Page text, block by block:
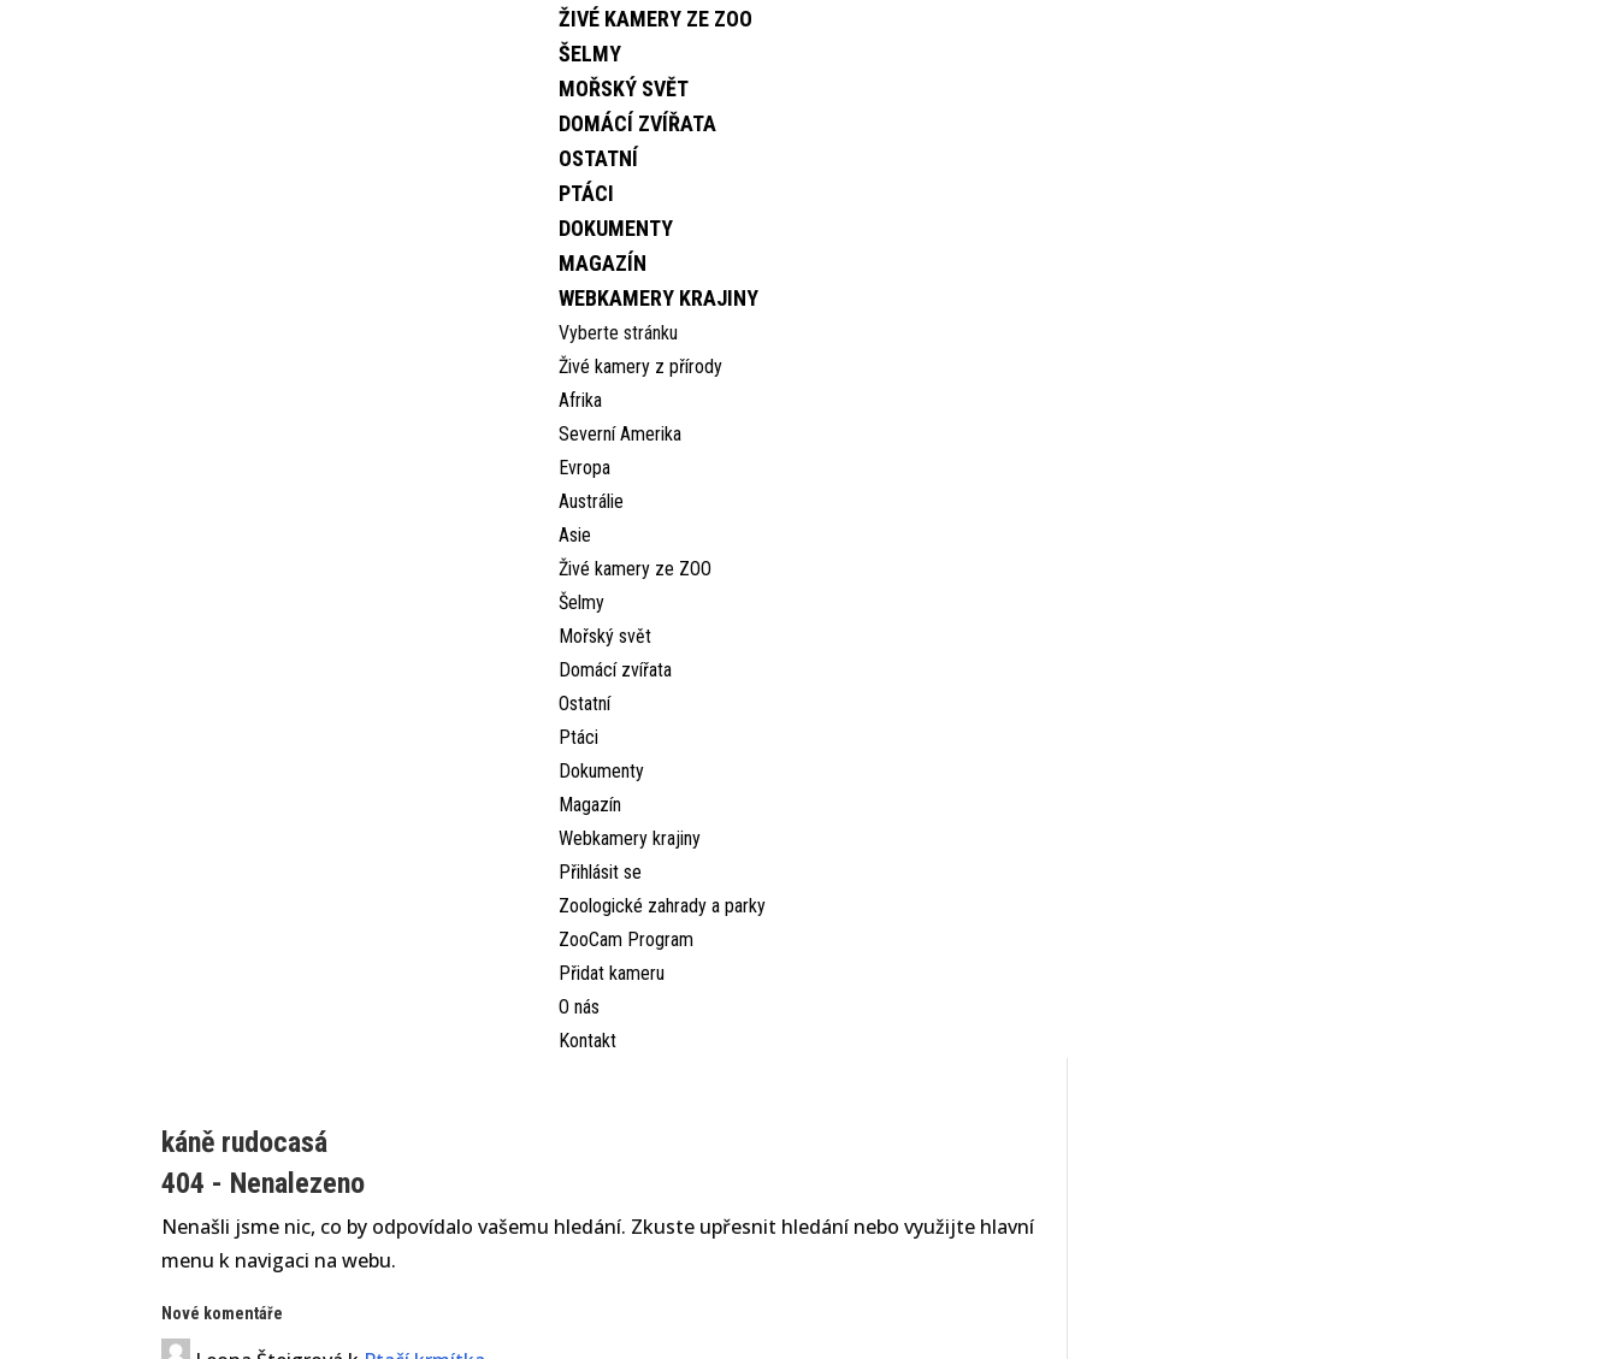
ŽIVÉ KAMERY ZE ZOO
ŠELMY
MOŘSKÝ SVĚT
DOMÁCÍ ZVÍŘATA
OSTATNÍ
PTÁCI
DOKUMENTY
MAGAZÍN
WEBKAMERY KRAJINY
Vyberte stránku
Živé kamery z přírody
Afrika
Severní Amerika
Evropa
Austrálie
Asie
Živé kamery ze ZOO
Šelmy
Mořský svět
Domácí zvířata
Ostatní
Ptáci
Dokumenty
Magazín
Webkamery krajiny
Přihlásit se
Zoologické zahrady a parky
ZooCam Program
Přidat kameru
O nás
Kontakt
káně rudocasá
404 - Nenalezeno
Nenašli jsme nic, co by odpovídalo vašemu hledání. Zkuste upřesnit hledání nebo využijte hlavní
menu k navigaci na webu.
Nové komentáře